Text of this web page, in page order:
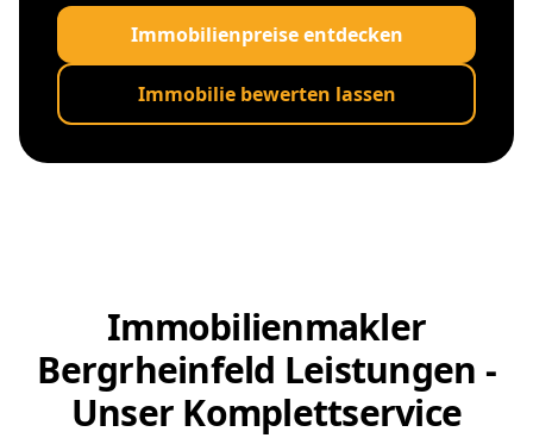
Immobilienpreise entdecken
Immobilie bewerten lassen
Immobilienmakler
Bergrheinfeld Leistungen -
Unser Komplettservice